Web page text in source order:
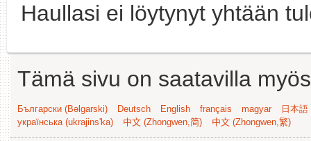
Haullasi ei löytynyt yhtään
Tämä sivu on saatavilla
Български (Bəlgarski) Deutsch English français magyar
日本
українська (ukrajins'ka)
中文 (Zhongwen,简) 中文 (Zhongwen,繁)